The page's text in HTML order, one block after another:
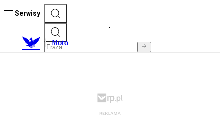
Serwisy
Moto